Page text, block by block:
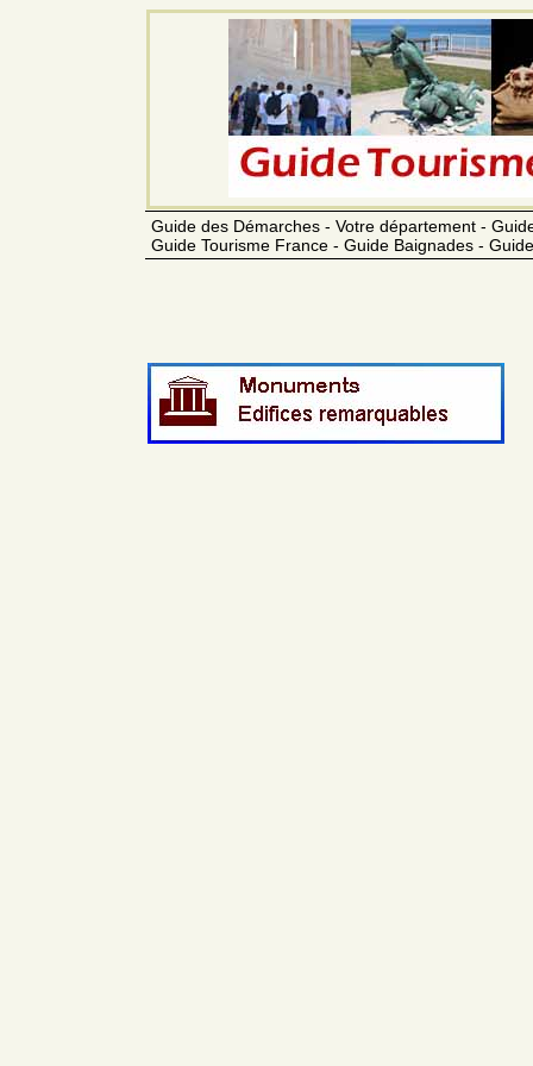
Guide des Démarches - Votre département -
Guide Tourisme France - Guide Baignades -